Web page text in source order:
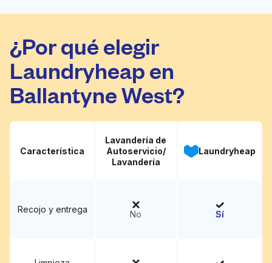
¿Por qué elegir
Laundryheap en
Ballantyne West?
Característica
Lavandería de
Autoservicio/
Lavandería
Laundryheap
Recojo y entrega No Sí